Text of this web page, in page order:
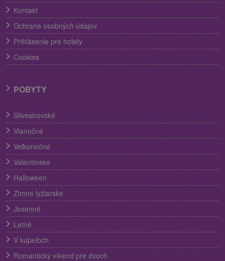
Kontakt
Ochrana osobných údajov
Prihlásenie pre hotely
Cookies
POBYTY
Silvestrovské
Vianočné
Veľkonočné
Valentínske
Halloween
Zimné lyžiarske
Jesenné
Letné
V kúpeľoch
Romantický víkend pre dvoch